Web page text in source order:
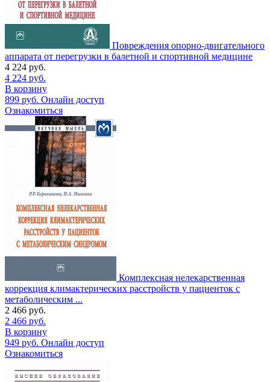
Повреждения опорно-двигательного
аппарата от перегрузки в балетной и спортивной медицине
4 224 руб.
4 224 руб.
В корзину
899 руб. Онлайн доступ
Ознакомиться
Комплексная нелекарственная
коррекция климактерических расстройств у пациенток с
метаболическим ...
2 466 руб.
2 466 руб.
В корзину
949 руб. Онлайн доступ
Ознакомиться